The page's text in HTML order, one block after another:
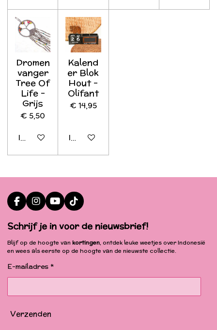
Dromen
vanger
Tree Of
Life -
Grijs
€ 5,50
In winkelwagen
Kalend
er Blok
Hout -
Olifant
€ 14,95
In winkelwagen
F
a
c
e
b
o
k
I
n
s
t
a
g
a
Y
o
u
T
u
b
T
i
k
T
o
k
Schrijf je in voor de nieuwsbrief!
Blijf op de hoogte van kortingen, ontdek leuke weetjes over Indonesië
en wees als eerste op de hoogte van de nieuwste collectie.
E-mailadres *
Verzenden